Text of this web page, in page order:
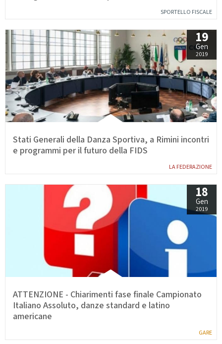
SPORTELLO FISCALE
LA FEDERAZIONE
19
Gen
2019
Stati Generali della Danza Sportiva, a Rimini incontri
e programmi per il futuro della FIDS
GARE
18
Gen
2019
ATTENZIONE - Chiarimenti fase finale Campionato
Italiano Assoluto, danze standard e latino
americane